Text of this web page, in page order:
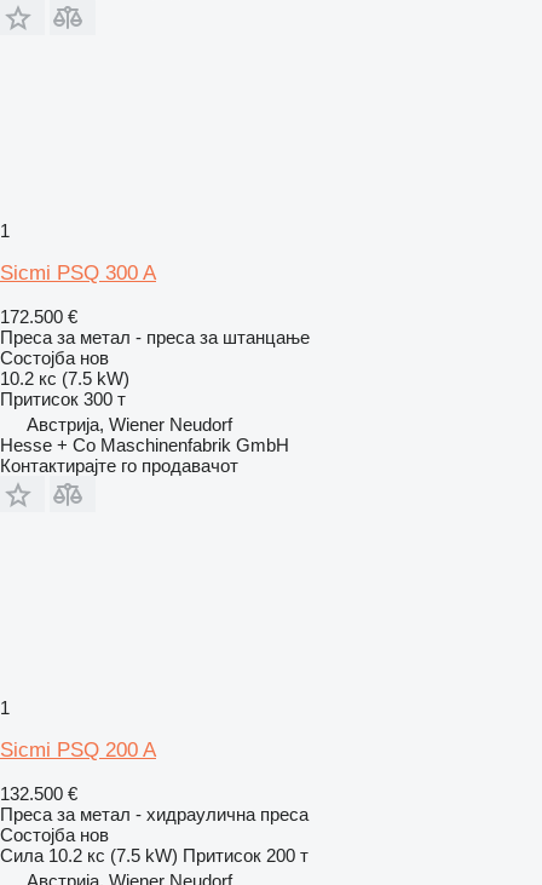
1
Sicmi PSQ 300 A
172.500 €
Преса за метал - преса за штанцање
Состојба нов
10.2 кс (7.5 kW)
Притисок 300 т
Австрија, Wiener Neudorf
Hesse + Co Maschinenfabrik GmbH
Контактирајте го продавачот
1
Sicmi PSQ 200 A
132.500 €
Преса за метал - хидраулична преса
Состојба нов
Сила 10.2 кс (7.5 kW) Притисок 200 т
Австрија, Wiener Neudorf